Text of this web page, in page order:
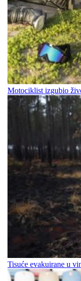
Motociklist izgubio
Tisuće evakuirane u